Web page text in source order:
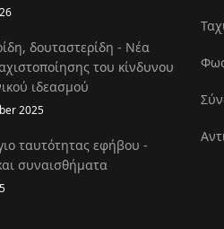
δουταστερίδη - Νέα
του κίνδυνου
ιδεασμού
2025
ταυτότητας εφήβου -
συναισθήματα